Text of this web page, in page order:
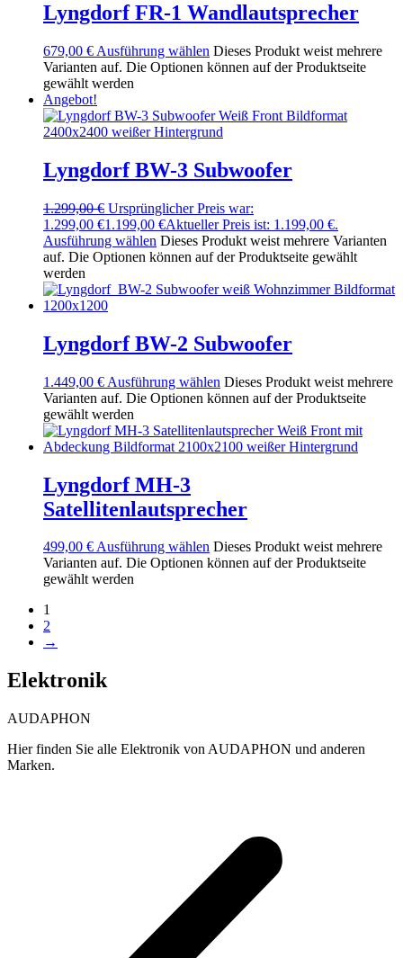
Lyngdorf FR-1 Wandlautsprecher
679,00 € Ausführung wählen Dieses Produkt weist mehrere
Varianten auf. Die Optionen können auf der Produktseite
gewählt werden
Angebot!
Lyngdorf BW-3 Subwoofer
1.299,00€ Ursprünglicher Preis war:
1.299,00 €1.199,00 €Aktueller Preis ist: 1.199,00 €.
Ausführung wählen Dieses Produkt weist mehrere Varianten
auf. Die Optionen können auf der Produktseite gewählt
werden
Lyngdorf BW-2 Subwoofer
1.449,00 € Ausführung wählen Dieses Produkt weist mehrere
Varianten auf. Die Optionen können auf der Produktseite
gewählt werden
Lyngdorf MH-3
Satellitenlautsprecher
499,00 €Ausführung wählen Dieses Produkt weist mehrere
Varianten auf. Die Optionen können auf der Produktseite
gewählt werden
1
2
→
Elektronik
AUDAPHON
Hier finden Sie alle Elektronik von AUDAPHON und anderen
Marken.